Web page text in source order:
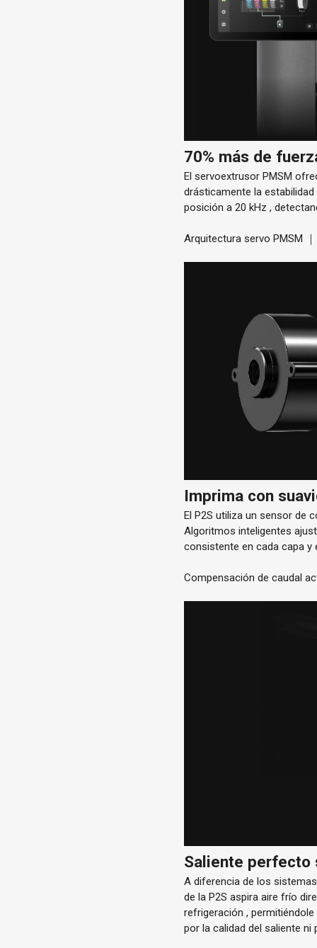
70% más de
El servoextrusorPMSM
drásticamentela
posición a20 kHz ,
Arquitectura servo PMSM
Imprima con
El P2S utiliza un sensor de
Algoritmos inteligentes
consistente en cada capa y
Compensación de caudal
Saliente perfecto
A diferencia de los
de la P2S aspiraaire frío
refrigeración ,
por la calidad del saliente ni